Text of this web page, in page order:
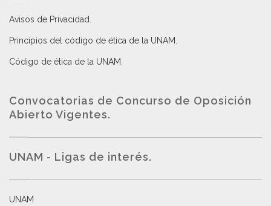
Avisos de Privacidad
Principios del código de ética de la UNAM
Código de ética de la UNAM
Convocatorias de Concurso de Oposición
Abierto Vigentes.
UNAM - Ligas de interés.
UNAM